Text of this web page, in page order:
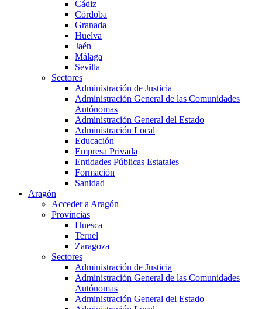
Cádiz
Córdoba
Granada
Huelva
Jaén
Málaga
Sevilla
Sectores
Administración de Justicia
Administración General de las Comunidades
Autónomas
Administración General del Estado
Administración Local
Educación
Empresa Privada
Entidades Públicas Estatales
Formación
Sanidad
Aragón
Acceder a Aragón
Provincias
Huesca
Teruel
Zaragoza
Sectores
Administración de Justicia
Administración General de las Comunidades
Autónomas
Administración General del Estado